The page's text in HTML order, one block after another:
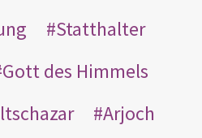
Statthalter
Gott des Himmels
Arjoch